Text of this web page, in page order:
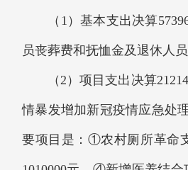
（1）基本支出决算
员丧葬费和抚恤金及退休人
（2）项目支出决算
情暴发增加新冠疫情应急处
要项目是：①农村厕所革命